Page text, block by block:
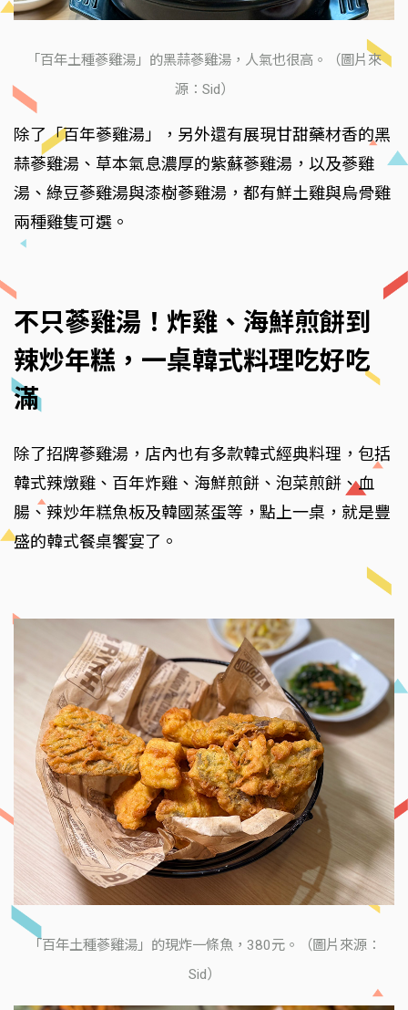
「百年土種蔘雞湯」的黑蒜蔘雞湯，人氣也很高。（圖片來
源：Sid）
除了「百年蔘雞湯」，另外還有展現甘甜藥材香的黑
蒜蔘雞湯、草本氣息濃厚的紫蘇蔘雞湯，以及蔘雞
湯、綠豆蔘雞湯與漆樹蔘雞湯，都有鮮土雞與烏骨雞
兩種雞隻可選。
不只蔘雞湯！炸雞、海鮮煎餅到
辣炒年糕，一桌韓式料理吃好吃
滿
除了招牌蔘雞湯，店內也有多款韓式經典料理，包括
韓式辣燉雞、百年炸雞、海鮮煎餅、泡菜煎餅、血
腸、辣炒年糕魚板及韓國蒸蛋等，點上一桌，就是豐
盛的韓式餐桌饗宴了。
「百年土種蔘雞湯」的現炸一條魚，380元。（圖片來源：
Sid）